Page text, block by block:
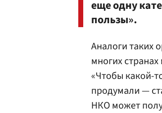
еще одну
пользы».
Аналоги таких
многих
«Чтобы какой-
продумали —
НКО может